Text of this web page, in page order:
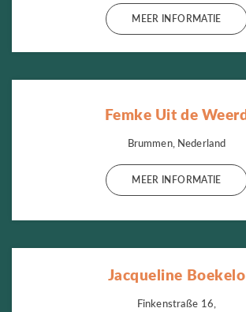
MEER INFORMATIE
Femke Uit de
Brummen, Nederland
MEER INFORMATIE
Jacqueline Boekelo
Finkenstraße 16,